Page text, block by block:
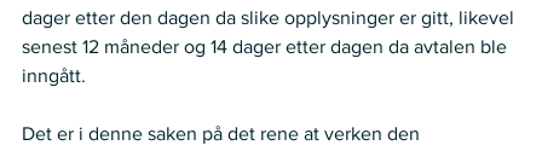
dager etter den dagen da slike opplysninger er gitt, likevel
senest 12 måneder og 14 dager etter dagen da avtalen ble
inngått.
Det er i denne saken på det rene at verken den